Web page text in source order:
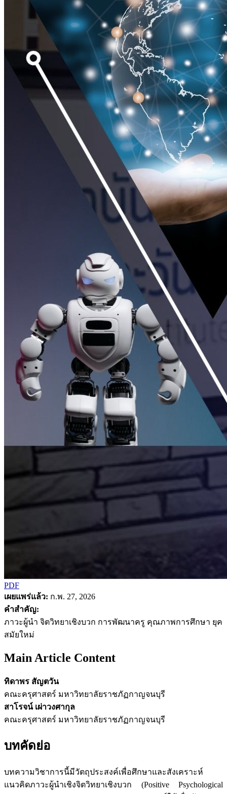
PDF
เผยแพร่แล้ว: ก.พ. 27, 2026
คำสำคัญ:
ภาวะผู้นำ จิตวิทยาเชิงบวก การพัฒนาครู คุณภาพการศึกษา ยุค
สมัยใหม่
Main Article Content
ทิดาพร สัญตวัน
คณะครุศาสตร์ มหาวิทยาลัยราชภัฏกาญจนบุรี
สาโรจน์ เผ่าวงศากุล
คณะครุศาสตร์ มหาวิทยาลัยราชภัฏกาญจนบุรี
บทคัดย่อ
บทความวิชาการนี้มีวัตถุประสงค์เพื่อศึกษาและสังเคราะห์
แนวคิดภาวะผู้นำเชิงจิตวิทยาเชิงบวก (Positive Psychological